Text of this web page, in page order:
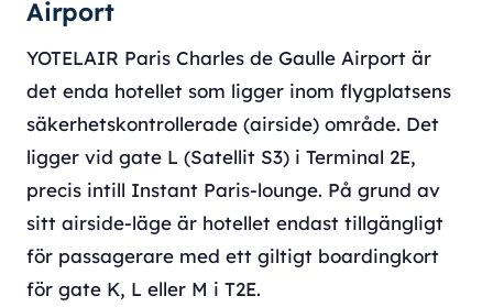
Airport
YOTELAIR Paris Charles de Gaulle Airport är
det enda hotellet som ligger inom flygplatsens
säkerhetskontrollerade (airside) område. Det
ligger vid gate L (Satellit S3) i Terminal 2E,
precis intill Instant Paris-lounge. På grund av
sitt airside-läge är hotellet endast tillgängligt
för passagerare med ett giltigt boardingkort
för gate K, L eller M i T2E.